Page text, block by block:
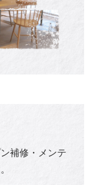
補修・メンテ